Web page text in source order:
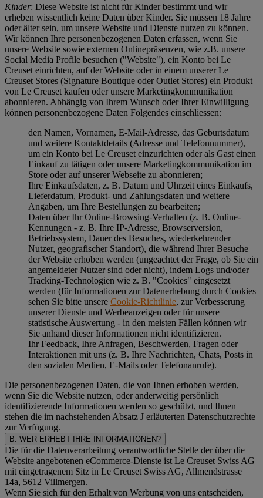
Kinder: Diese Website ist nicht für Kinder bestimmt und wir
erheben wissentlich keine Daten über Kinder. Sie müssen 18 Jahre
oder älter sein, um unsere Website und Dienste nutzen zu können.
Wir können Ihre personenbezogenen Daten erfassen, wenn Sie
unsere Website sowie externen Onlinepräsenzen, wie z.B. unsere
Social Media Profile besuchen ("Website"), ein Konto bei Le
Creuset einrichten, auf der Website oder in einem unserer Le
Creuset Stores (Signature Boutique oder Outlet Stores) ein Produkt
von Le Creuset kaufen oder unsere Marketingkommunikation
abonnieren. Abhängig von Ihrem Wunsch oder Ihrer Einwilligung
können personenbezogene Daten Folgendes einschliessen:
den Namen, Vornamen, E-Mail-Adresse, das Geburtsdatum
und weitere Kontaktdetails (Adresse und Telefonnummer),
um ein Konto bei Le Creuset einzurichten oder als Gast einen
Einkauf zu tätigen oder unsere Marketingkommunikation im
Store oder auf unserer Webseite zu abonnieren;
Ihre Einkaufsdaten, z. B. Datum und Uhrzeit eines Einkaufs,
Lieferdatum, Produkt- und Zahlungsdaten und weitere
Angaben, um Ihre Bestellungen zu bearbeiten;
Daten über Ihr Online-Browsing-Verhalten (z. B. Online-
Kennungen - z. B. Ihre IP-Adresse, Browserversion,
Betriebssystem, Dauer des Besuches, wiederkehrender
Nutzer, geografischer Standort), die während Ihrer Besuche
der Website erhoben werden (ungeachtet der Frage, ob Sie ein
angemeldeter Nutzer sind oder nicht), indem Logs und/oder
Tracking-Technologien wie z. B. "Cookies" eingesetzt
werden (für Informationen zur Datenerhebung durch Cookies
sehen Sie bitte unsere Cookie-Richtlinie, zur Verbesserung
unserer Dienste und Werbeanzeigen oder für unsere
statistische Auswertung - in den meisten Fällen können wir
Sie anhand dieser Informationen nicht identifizieren.
Ihr Feedback, Ihre Anfragen, Beschwerden, Fragen oder
Interaktionen mit uns (z. B. Ihre Nachrichten, Chats, Posts in
den sozialen Medien, E-Mails oder Telefonanrufe).
Die personenbezogenen Daten, die von Ihnen erhoben werden,
wenn Sie die Website nutzen, oder anderweitig persönlich
identifizierende Informationen werden so geschützt, und Ihnen
stehen die im nachstehenden Absatz J erläuterten Datenschutzrechte
zur Verfügung.
B. WER ERHEBT IHRE INFORMATIONEN?
Die für die Datenverarbeitung verantwortliche Stelle der über die
Website angebotenen eCommerce-Dienste ist Le Creuset Swiss AG
mit eingetragenem Sitz in Le Creuset Swiss AG, Allmendstrasse
14a, 5612 Villmergen.
Wenn Sie sich für den Erhalt von Werbung von uns entscheiden,